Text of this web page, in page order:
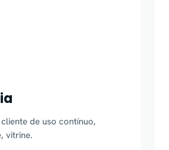
de uso contínuo,
vitrine.